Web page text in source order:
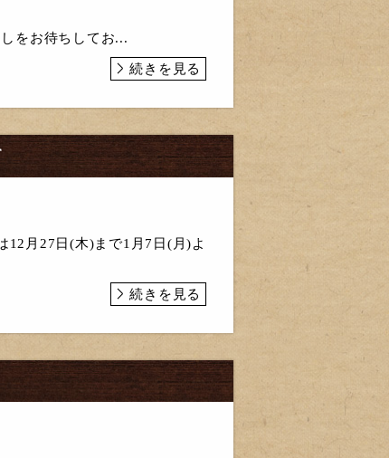
をお待ちしてお...
続きを見る
12月27日(木)まで1月7日(月)よ
続きを見る